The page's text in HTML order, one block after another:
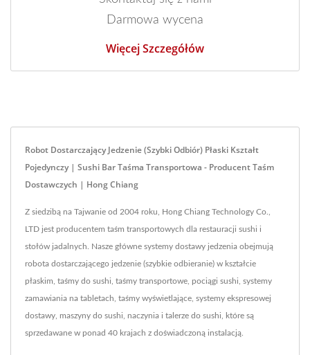
Darmowa wycena
Więcej Szczegółów
Robot Dostarczający Jedzenie (Szybki Odbiór) Płaski Kształt
Pojedynczy | Sushi Bar Taśma Transportowa - Producent Taśm
Dostawczych | Hong Chiang
Z siedzibą na Tajwanie od 2004 roku, Hong Chiang Technology Co.,
LTD jest producentem taśm transportowych dla restauracji sushi i
stołów jadalnych. Nasze główne systemy dostawy jedzenia obejmują
robota dostarczającego jedzenie (szybkie odbieranie) w kształcie
płaskim, taśmy do sushi, taśmy transportowe, pociągi sushi, systemy
zamawiania na tabletach, taśmy wyświetlające, systemy ekspresowej
dostawy, maszyny do sushi, naczynia i talerze do sushi, które są
sprzedawane w ponad 40 krajach z doświadczoną instalacją.